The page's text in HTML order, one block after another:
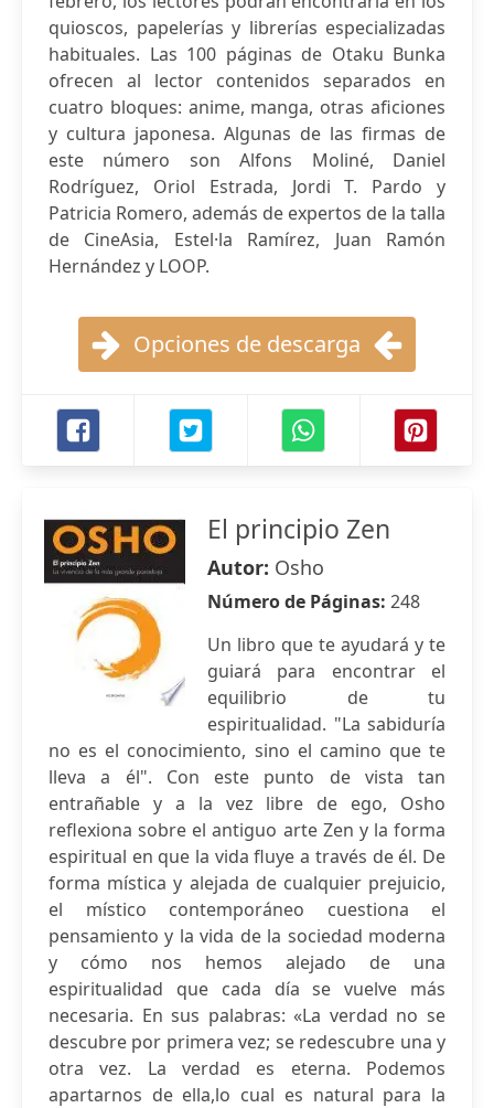
quioscos, papelerías y librerías especializadas
habituales. Las 100 páginas de Otaku Bunka
ofrecen al lector contenidos separados en
cuatro bloques: anime, manga, otras aficiones
y cultura japonesa. Algunas de las firmas de
este número son Alfons Moliné, Daniel
Rodríguez, Oriol Estrada, Jordi T. Pardo y
Patricia Romero, además de expertos de la talla
de CineAsia, Estel·la Ramírez, Juan Ramón
Hernández y LOOP.
Opciones de descarga
El principio Zen
Autor: Osho
Número de Páginas: 248
Un libro que te ayudará y te
guiará para encontrar el
equilibrio de tu
espiritualidad. "La sabiduría
no es el conocimiento, sino el camino que te
lleva a él". Con este punto de vista tan
entrañable y a la vez libre de ego, Osho
reflexiona sobre el antiguo arte Zen y la forma
espiritual en que la vida fluye a través de él. De
forma mística y alejada de cualquier prejuicio,
el místico contemporáneo cuestiona el
pensamiento y la vida de la sociedad moderna
y cómo nos hemos alejado de una
espiritualidad que cada día se vuelve más
necesaria. En sus palabras: «La verdad no se
descubre por primera vez; se redescubre una y
otra vez. La verdad es eterna. Podemos
apartarnos de ella,lo cual es natural para la